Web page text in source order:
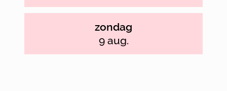
zondag
9 aug.